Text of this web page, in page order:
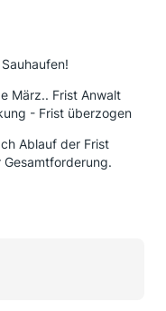
März.. Frist Anwalt
- Frist überzogen
Ablauf der Frist